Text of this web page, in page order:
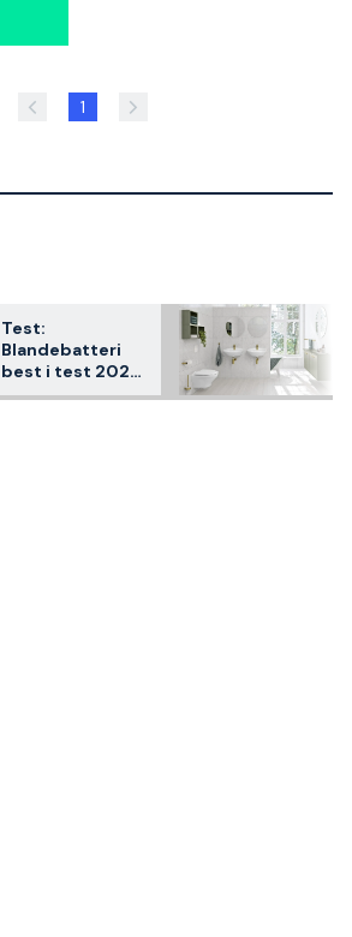
1
Test:
Blandebatteri
best i test 2026
– 3